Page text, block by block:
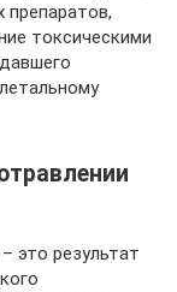
препаратов,
токсическими
это результат